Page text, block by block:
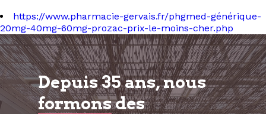
https://www.pharmacie-gervais.fr/phgmed-générique-
20mg-40mg-60mg-prozac-prix-le-moins-cher.php
Depuis 35 ans, nous
formonsdes